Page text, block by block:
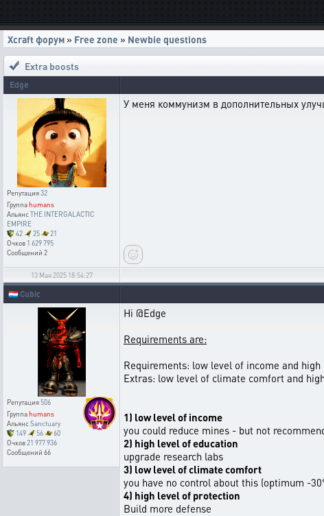
Xcraft форум » Free zone » Newbie questions
Extra boosts
Edge
Репутация32
Группаhumans
АльянсTHE INTERGALACTIC
EMPIRE
42
25
21
Очков 1 629 795
Сообщений 2
У меня коммунизм в дополнительных
13 Мая 2025 18:54:27
🇱🇺 Cubic
Репутация 506
Группаhumans
АльянсSanctuary
149
56
60
Очков21 977 936
Сообщений 66
Hi @Edge
Requirements are:
Requirements: low level of income and
Extras: low level of climate comfort and
1) low level of income
you could reduce mines - but not
2) high level of education
upgrade research labs
3) low level of climate comfort
you have no control about this (optimum -
4) high level of protection
Build more defense